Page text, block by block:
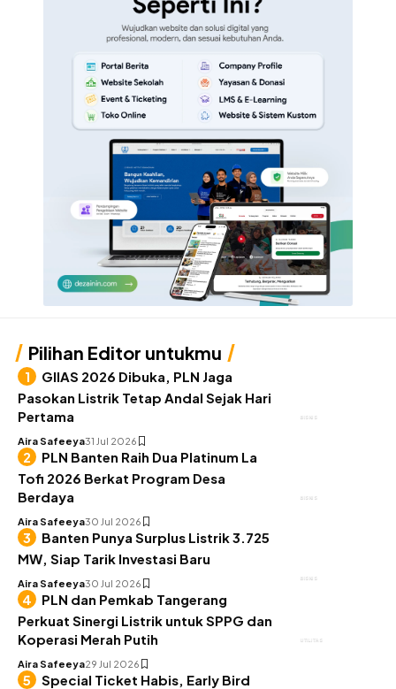
Pilihan Editor untukmu
BISNIS
GIIAS 2026 Dibuka, PLN Jaga
Pasokan Listrik Tetap Andal Sejak Hari
Pertama
Aira Safeeya31 Jul 2026
BISNIS
PLN Banten Raih Dua Platinum La
Tofi 2026 Berkat Program Desa
Berdaya
Aira Safeeya30 Jul 2026
BISNIS
Banten Punya Surplus Listrik 3.725
MW, Siap Tarik Investasi Baru
Aira Safeeya30 Jul 2026
UTILITAS
PLN dan Pemkab Tangerang
Perkuat Sinergi Listrik untuk SPPG dan
Koperasi Merah Putih
Aira Safeeya29 Jul 2026
Special Ticket Habis, Early Bird